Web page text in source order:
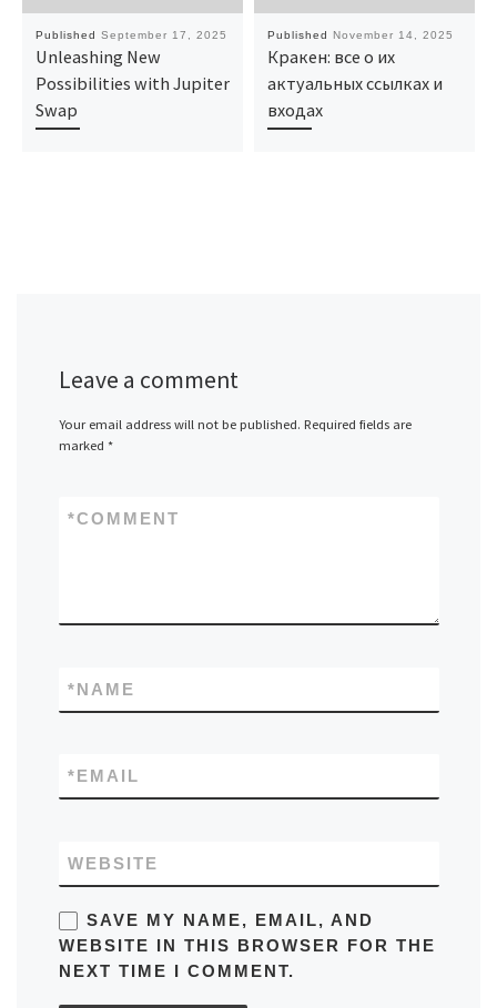
Published September 17, 2025
Unleashing New
Possibilities with Jupiter
Swap
Published November 14, 2025
Кракен: все о их
актуальных ссылках и
входах
Leave a comment
Your email address will not be published. Required fields are
marked *
COMMENT
*
NAME
*
EMAIL
*
WEBSITE
SAVE MY NAME, EMAIL, AND
WEBSITE IN THIS BROWSER FOR THE
NEXT TIME I COMMENT.